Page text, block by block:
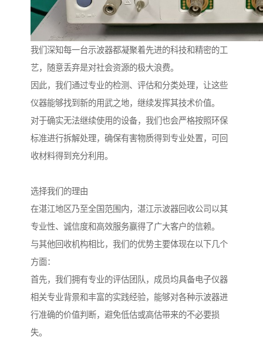
我们深知每一台示波器都凝聚着先进的科技和精密的工
艺，随意丢弃是对社会资源的极大浪费。
因此，我们通过专业的检测、评估和分类处理，让这些
仪器能够找到新的用武之地，继续发挥其技术价值。
对于确实无法继续使用的设备，我们也会严格按照环保
标准进行拆解处理，确保有害物质得到专业处置，可回
收材料得到充分利用。
选择我们的理由
在湛江地区乃至全国范围内，湛江示波器回收公司以其
专业性、诚信度和高效服务赢得了广大客户的信赖。
与其他回收机构相比，我们的优势主要体现在以下几个
方面：
首先，我们拥有专业的评估团队，成员均具备电子仪器
相关专业背景和丰富的实践经验，能够对各种示波器进
行准确的价值判断，避免低估或高估带来的不必要损
失。